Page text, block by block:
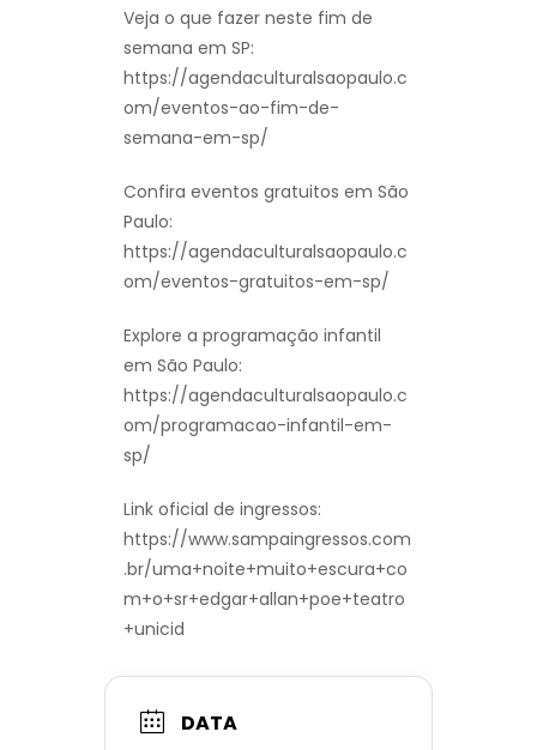
Veja o que fazer neste fim de
semana em SP:
https://agendaculturalsaopaulo.c
om/eventos-ao-fim-de-
semana-em-sp/
Confira eventos gratuitos em São
Paulo:
https://agendaculturalsaopaulo.c
om/eventos-gratuitos-em-sp/
Explore a programação infantil
em São Paulo:
https://agendaculturalsaopaulo.c
om/programacao-infantil-em-
sp/
Link oficial de ingressos:
https://www.sampaingressos.com
.br/uma+noite+muito+escura+co
m+o+sr+edgar+allan+poe+teatro
+unicid
DATA